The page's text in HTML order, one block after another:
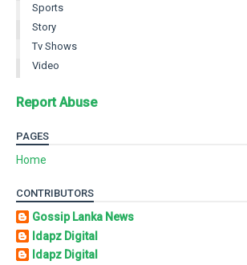
Sports
Story
Tv Shows
Video
Report Abuse
PAGES
Home
CONTRIBUTORS
Gossip Lanka News
Idapz Digital
Idapz Digital